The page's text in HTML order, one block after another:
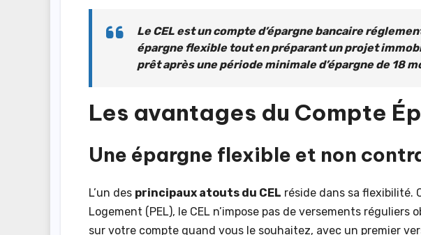
Le CEL est un compte d’épargne bancaire
épargne flexible tout en préparant un projet
prêt après une période minimale d’épargne de 18
Les avantages du Compte
Une épargne flexible et non
L’un des principaux atouts du CEL réside dans sa flexibilité.
Logement (PEL), le CEL n’impose pas de versements réguliers
sur votre compte quand vous le souhaitez, avec un premier